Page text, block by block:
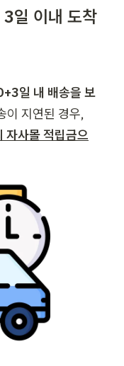
일 이내 도착
일 내 배송을 보
자사몰 적립금으